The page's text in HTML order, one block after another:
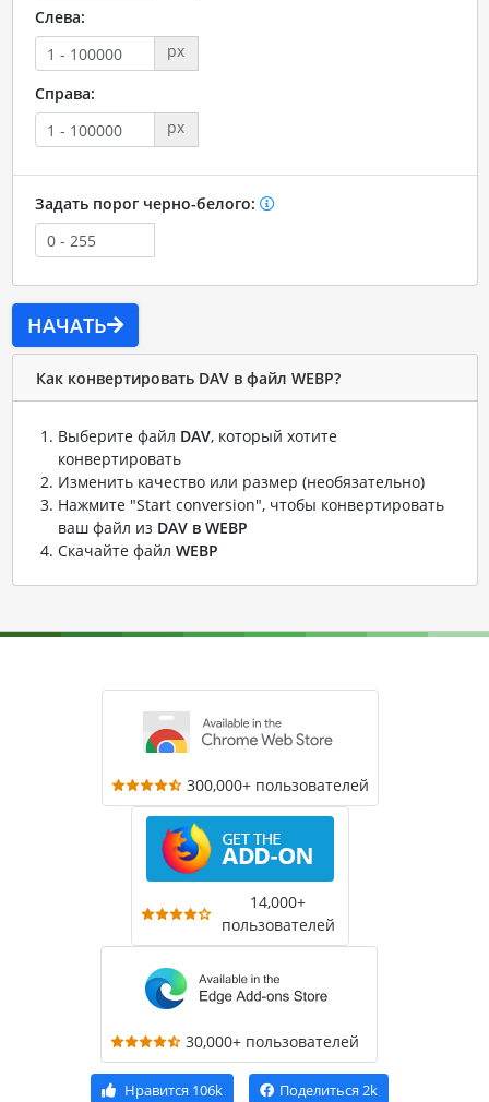
Слева:
px
Справа:
px
Задать порог черно-белого:
НАЧАТЬ
Как конвертировать DAV в файл WEBP?
Выберите файл DAV, который хотите
конвертировать
Изменить качество или размер (необязательно)
Нажмите "Start conversion", чтобы конвертировать
ваш файл из DAV в WEBP
Скачайте файл WEBP
300,000+ пользователей
14,000+
пользователей
30,000+ пользователей
Нравится 106k Поделиться 2k